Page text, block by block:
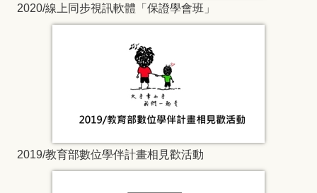
2020/線上同步視訊軟體「保證學會班」
2019/教育部數位學伴計畫相見歡活動